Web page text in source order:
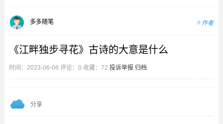
《江畔独步寻花》古诗的大意是什么
时间：2023-06-06 评论：0 收藏：72 投诉举报 归档
多多随笔 作者
分享